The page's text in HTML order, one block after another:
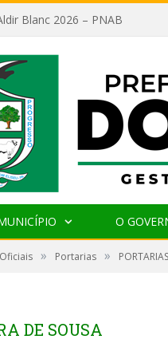
Blanc 2026 – PNAB
O
» Portarias »
DE SOUSA